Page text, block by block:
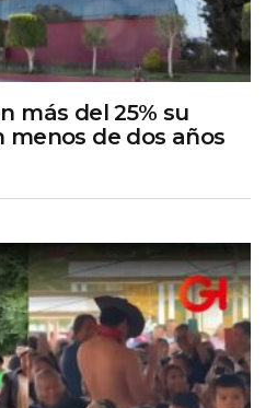
más del 25% su
de dos años